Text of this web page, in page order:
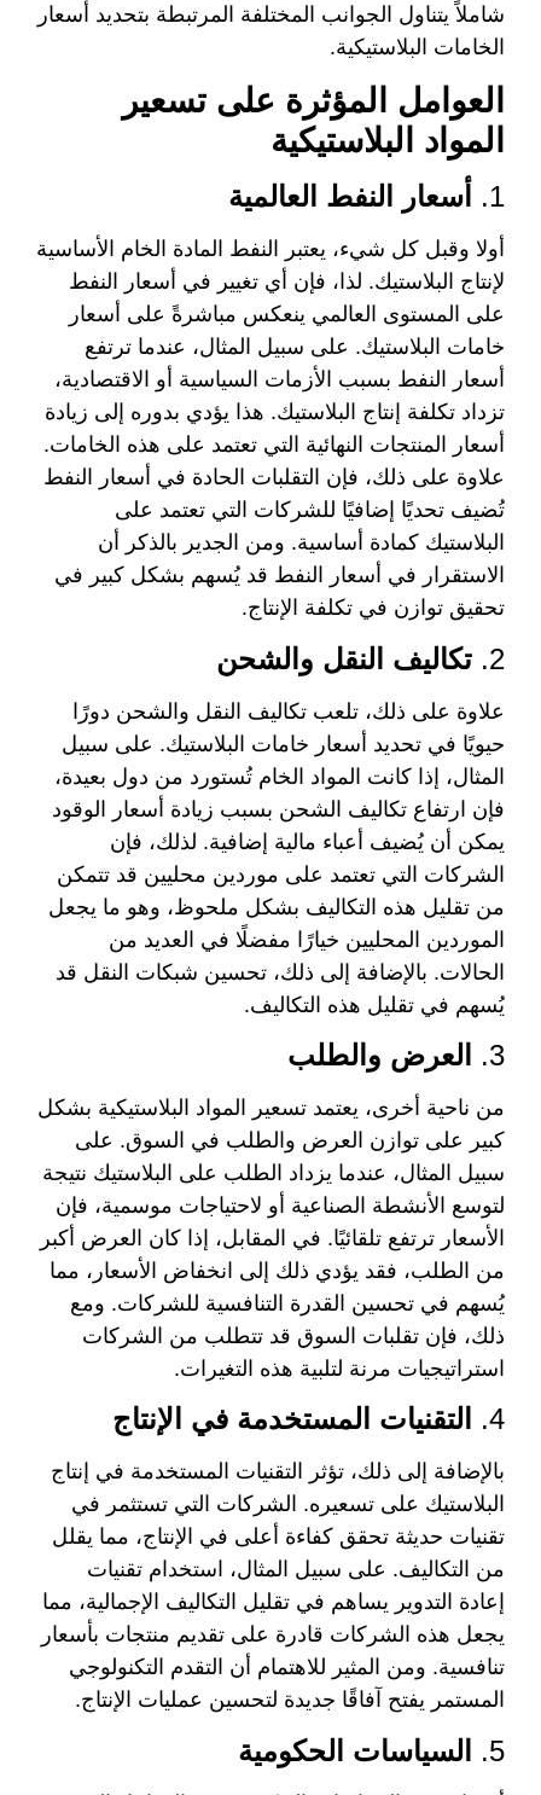
شاملاً يتناول الجوانب المختلفة المرتبطة بتحديد أسعار
الخامات البلاستيكية.
العوامل المؤثرة على تسعير
المواد البلاستيكية
1. أسعار النفط العالمية
أولا وقبل كل شيء، يعتبر النفط المادة الخام الأساسية
لإنتاج البلاستيك. لذا، فإن أي تغيير في أسعار النفط
على المستوى العالمي ينعكس مباشرةً على أسعار
خامات البلاستيك. على سبيل المثال، عندما ترتفع
أسعار النفط بسبب الأزمات السياسية أو الاقتصادية،
تزداد تكلفة إنتاج البلاستيك. هذا يؤدي بدوره إلى زيادة
أسعار المنتجات النهائية التي تعتمد على هذه الخامات.
علاوة على ذلك، فإن التقلبات الحادة في أسعار النفط
تُضيف تحديًا إضافيًا للشركات التي تعتمد على
البلاستيك كمادة أساسية. ومن الجدير بالذكر أن
الاستقرار في أسعار النفط قد يُسهم بشكل كبير في
تحقيق توازن في تكلفة الإنتاج.
2. تكاليف النقل والشحن
علاوة على ذلك، تلعب تكاليف النقل والشحن دورًا
حيويًا في تحديد أسعار خامات البلاستيك. على سبيل
المثال، إذا كانت المواد الخام تُستورد من دول بعيدة،
فإن ارتفاع تكاليف الشحن بسبب زيادة أسعار الوقود
يمكن أن يُضيف أعباء مالية إضافية. لذلك، فإن
الشركات التي تعتمد على موردين محليين قد تتمكن
من تقليل هذه التكاليف بشكل ملحوظ، وهو ما يجعل
الموردين المحليين خيارًا مفضلًا في العديد من
الحالات. بالإضافة إلى ذلك، تحسين شبكات النقل قد
يُسهم في تقليل هذه التكاليف.
3. العرض والطلب
من ناحية أخرى، يعتمد تسعير المواد البلاستيكية بشكل
كبير على توازن العرض والطلب في السوق. على
سبيل المثال، عندما يزداد الطلب على البلاستيك نتيجة
لتوسع الأنشطة الصناعية أو لاحتياجات موسمية، فإن
الأسعار ترتفع تلقائيًا. في المقابل، إذا كان العرض أكبر
من الطلب، فقد يؤدي ذلك إلى انخفاض الأسعار، مما
يُسهم في تحسين القدرة التنافسية للشركات. ومع
ذلك، فإن تقلبات السوق قد تتطلب من الشركات
استراتيجيات مرنة لتلبية هذه التغيرات.
4. التقنيات المستخدمة في الإنتاج
بالإضافة إلى ذلك، تؤثر التقنيات المستخدمة في إنتاج
البلاستيك على تسعيره. الشركات التي تستثمر في
تقنيات حديثة تحقق كفاءة أعلى في الإنتاج، مما يقلل
من التكاليف. على سبيل المثال، استخدام تقنيات
إعادة التدوير يساهم في تقليل التكاليف الإجمالية، مما
يجعل هذه الشركات قادرة على تقديم منتجات بأسعار
تنافسية. ومن المثير للاهتمام أن التقدم التكنولوجي
المستمر يفتح آفاقًا جديدة لتحسين عمليات الإنتاج.
5. السياسات الحكومية